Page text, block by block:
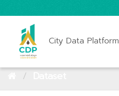
City Data Platform